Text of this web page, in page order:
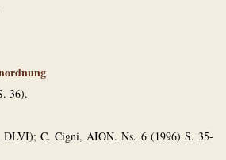
36).
C. Cigni, AION. Ns. 6 (1996) S. 35-